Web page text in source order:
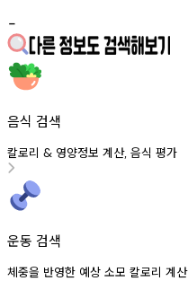
-
음식 검색
칼로리 & 영양정보 계산, 음식 평가
운동 검색
체중을 반영한 예상 소모 칼로리 계산